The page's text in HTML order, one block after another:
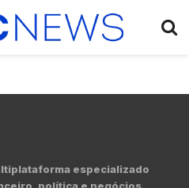
especializado